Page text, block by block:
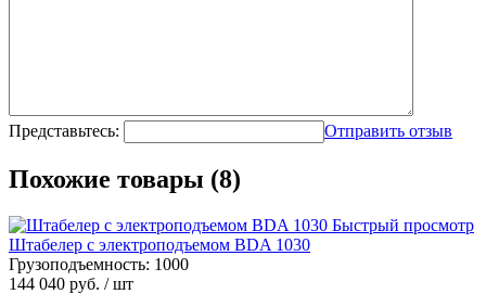
Представьтесь: Отправить отзыв
Похожие товары (8)
Быстрый просмотр
Штабелер с электроподъемом BDA 1030
Грузоподъемность: 1000
144 040 руб. / шт